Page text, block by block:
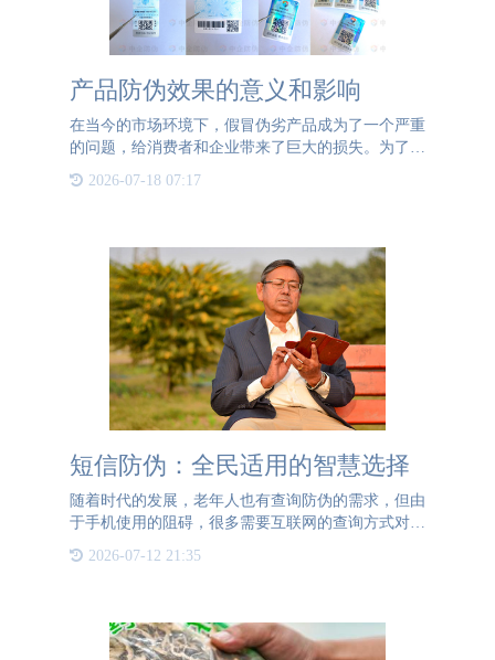
产品防伪效果的意义和影响
在当今的市场环境下，假冒伪劣产品成为了一个严重
的问题，给消费者和企业带来了巨大的损失。为了应
对这一挑战，产品防伪效果变得至关重要。产品防伪
效果是一种技术手段，旨在验证产品真伪并防止假冒
2026-07-18 07:17
短信防伪：全民适用的智慧选择
随着时代的发展，老年人也有查询防伪的需求，但由
于手机使用的阻碍，很多需要互联网的查询方式对于
放弃查询，这对于企业来说也是一种损失。尤其是一
2026-07-12 21:35